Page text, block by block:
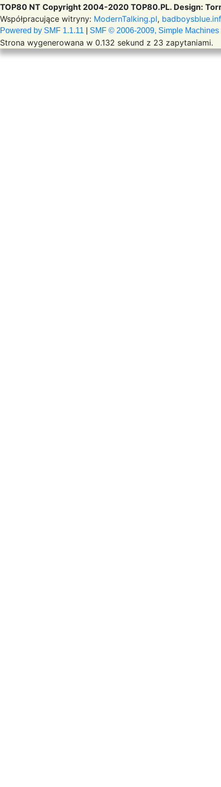
TOP80 NT Copyright 2004-2020 TOP80.PL. Design:
Współpracujące witryny: ModernTalking.pl,
Powered by SMF 1.1.11 SMF © 2006-2009, Simple Machines
Strona wygenerowana w 0.132 sekund z 23 zapytaniami.